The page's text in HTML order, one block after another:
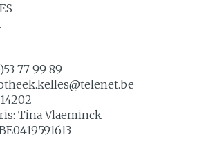
77 99 89
telenet.be
Tina Vlaeminck